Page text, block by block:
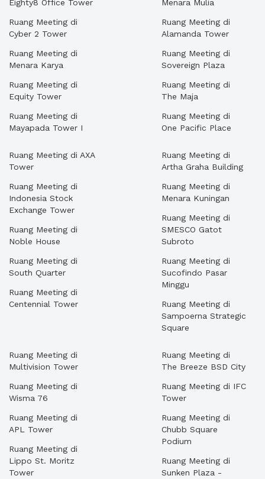
Eighty8 Office Tower
Ruang Meeting di
Cyber 2 Tower
Ruang Meeting di
Menara Karya
Ruang Meeting di
Equity Tower
Ruang Meeting di
Mayapada Tower I
Menara Mulia
Ruang Meeting di
Alamanda Tower
Ruang Meeting di
Sovereign Plaza
Ruang Meeting di
The Maja
Ruang Meeting di
One Pacific Place
Ruang Meeting di AXA
Tower
Ruang Meeting di
Indonesia Stock
Exchange Tower
Ruang Meeting di
Noble House
Ruang Meeting di
South Quarter
Ruang Meeting di
Centennial Tower
Ruang Meeting di
Artha Graha Building
Ruang Meeting di
Menara Kuningan
Ruang Meeting di
SMESCO Gatot
Subroto
Ruang Meeting di
Sucofindo Pasar
Minggu
Ruang Meeting di
Sampoerna Strategic
Square
Ruang Meeting di
Multivision Tower
Ruang Meeting di
Wisma 76
Ruang Meeting di
APL Tower
Ruang Meeting di
Lippo St. Moritz
Tower
Ruang Meeting di
The Breeze BSD City
Ruang Meeting di IFC
Tower
Ruang Meeting di
Chubb Square
Podium
Ruang Meeting di
Sunken Plaza -